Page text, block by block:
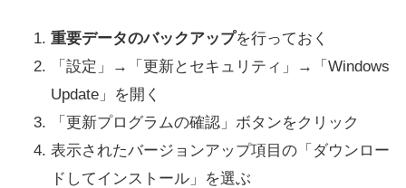
重要データのバックアップを行っておく
「設定」→「更新とセキュリティ」→「Windows
Update」を開く
「更新プログラムの確認」ボタンをクリック
表示されたバージョンアップ項目の「ダウンロー
ドしてインストール」を選ぶ